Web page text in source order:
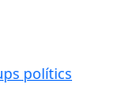
polítics